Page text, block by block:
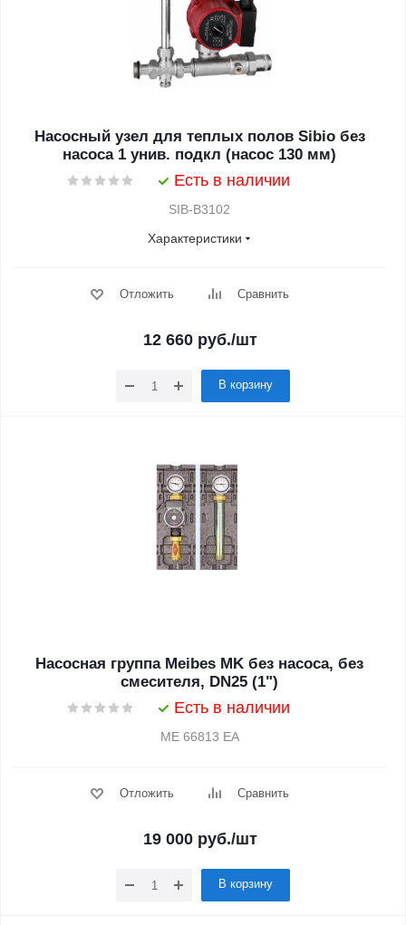
Насосный узел для теплых полов Sibio без
насоса 1 унив. подкл (насос 130 мм)
Есть в наличии
SIB-B3102
Характеристики
Отложить Сравнить
12 660руб./шт
В корзину
Насосная группа Meibes MK без насоса, без
смесителя, DN25 (1")
Есть в наличии
ME 66813 EA
Отложить Сравнить
19 000руб./шт
В корзину